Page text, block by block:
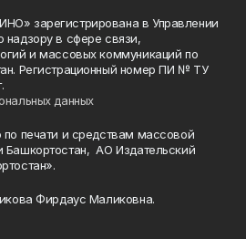
зарегистрирована в Управлении
в сфере связи,
и массовых коммуникаций по
Регистрационный номер ПИ № ТУ
данных
печати и средствам массовой
Башкортостан, АО Издательский
Фирдаус Маликовна.